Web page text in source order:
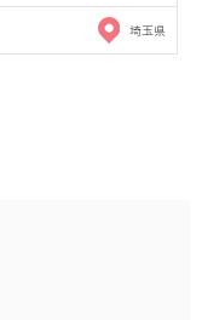
埼玉県